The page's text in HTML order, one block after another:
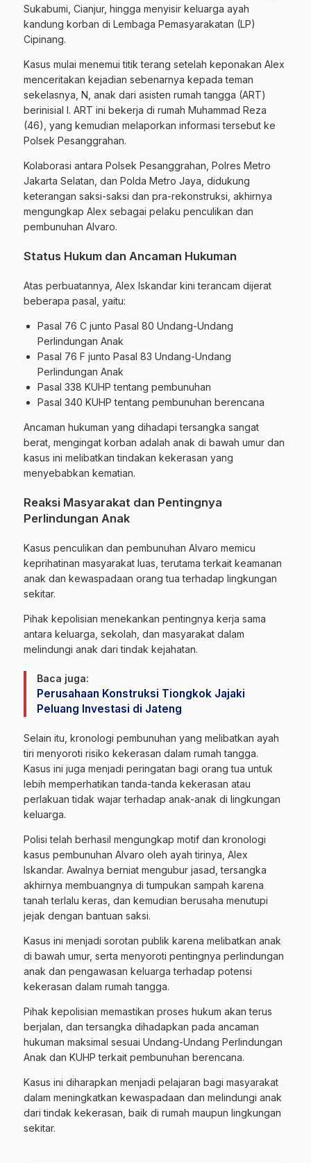
Sukabumi, Cianjur, hingga menyisir keluarga ayah
kandung korban di Lembaga Pemasyarakatan (LP)
Cipinang.
Kasus mulai menemui titik terang setelah keponakan Alex
menceritakan kejadian sebenarnya kepada teman
sekelasnya, N, anak dari asisten rumah tangga (ART)
berinisial I. ART ini bekerja di rumah Muhammad Reza
(46), yang kemudian melaporkan informasi tersebut ke
Polsek Pesanggrahan.
Kolaborasi antara Polsek Pesanggrahan, Polres Metro
Jakarta Selatan, dan Polda Metro Jaya, didukung
keterangan saksi-saksi dan pra-rekonstruksi, akhirnya
mengungkap Alex sebagai pelaku penculikan dan
pembunuhan Alvaro.
Status Hukum dan Ancaman Hukuman
Atas perbuatannya, Alex Iskandar kini terancam dijerat
beberapa pasal, yaitu:
Pasal 76 C junto Pasal 80 Undang-Undang
Perlindungan Anak
Pasal 76 F junto Pasal 83 Undang-Undang
Perlindungan Anak
Pasal 338 KUHP tentang pembunuhan
Pasal 340 KUHP tentang pembunuhan berencana
Ancaman hukuman yang dihadapi tersangka sangat
berat, mengingat korban adalah anak di bawah umur dan
kasus ini melibatkan tindakan kekerasan yang
menyebabkan kematian.
Reaksi Masyarakat dan Pentingnya
Perlindungan Anak
Kasus penculikan dan pembunuhan Alvaro memicu
keprihatinan masyarakat luas, terutama terkait keamanan
anak dan kewaspadaan orang tua terhadap lingkungan
sekitar.
Pihak kepolisian menekankan pentingnya kerja sama
antara keluarga, sekolah, dan masyarakat dalam
melindungi anak dari tindak kejahatan.
Baca juga:
Perusahaan Konstruksi Tiongkok Jajaki
Peluang Investasi di Jateng
Selain itu, kronologi pembunuhan yang melibatkan ayah
tiri menyoroti risiko kekerasan dalam rumah tangga.
Kasus ini juga menjadi peringatan bagi orang tua untuk
lebih memperhatikan tanda-tanda kekerasan atau
perlakuan tidak wajar terhadap anak-anak di lingkungan
keluarga.
Polisi telah berhasil mengungkap motif dan kronologi
kasus pembunuhan Alvaro oleh ayah tirinya, Alex
Iskandar. Awalnya berniat mengubur jasad, tersangka
akhirnya membuangnya di tumpukan sampah karena
tanah terlalu keras, dan kemudian berusaha menutupi
jejak dengan bantuan saksi.
Kasus ini menjadi sorotan publik karena melibatkan anak
di bawah umur, serta menyoroti pentingnya perlindungan
anak dan pengawasan keluarga terhadap potensi
kekerasan dalam rumah tangga.
Pihak kepolisian memastikan proses hukum akan terus
berjalan, dan tersangka dihadapkan pada ancaman
hukuman maksimal sesuai Undang-Undang Perlindungan
Anak dan KUHP terkait pembunuhan berencana.
Kasus ini diharapkan menjadi pelajaran bagi masyarakat
dalam meningkatkan kewaspadaan dan melindungi anak
dari tindak kekerasan, baik di rumah maupun lingkungan
sekitar.